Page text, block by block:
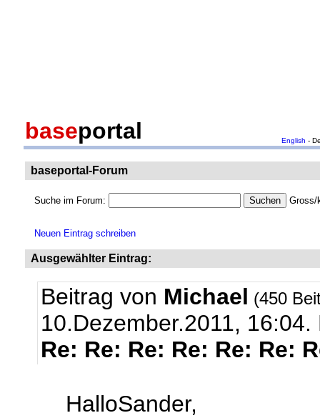
baseportal English -
baseportal-Forum
Suche im Forum: Gross/
Neuen Eintrag schreiben
Ausgewählter Eintrag:
Beitrag von Michael (450
10.Dezember.2011, 16:04.
Re: Re: Re: Re: Re: Re:
HalloSander,